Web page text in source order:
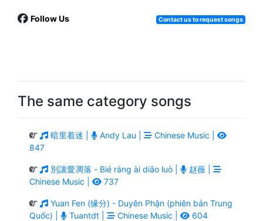
Follow Us Contact us to request songs
The same category songs
暗里着迷 | Andy Lau |
Chinese Music |
847
別讓愛凋落 - Bié ràng ài diāo luò |
赵薇 |
Chinese Music |
737
Yuan Fen (缘分) - Duyên Phận (phiên bản Trung
Quốc) |
Tuantdt | Chinese Music | 604